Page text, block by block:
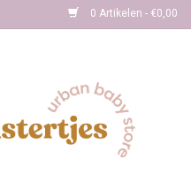
0 Artikelen - €0,00